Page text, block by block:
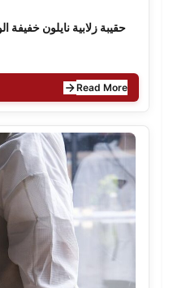
حقيبة زلابية نايلون خفيفة
Read More